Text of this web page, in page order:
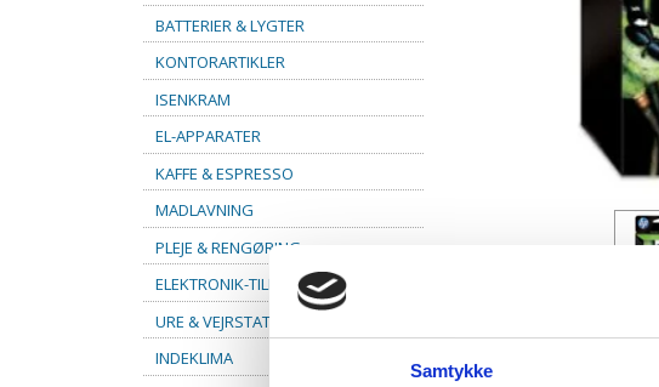
Samtykke
BATTERIER & LYGTER
KONTORARTIKLER
ISENKRAM
EL-APPARATER
KAFFE & ESPRESSO
MADLAVNING
PLEJE & RENGØRING
ELEKTRONIK-TILBEHØR
URE & VEJRSTATIONER
INDEKLIMA